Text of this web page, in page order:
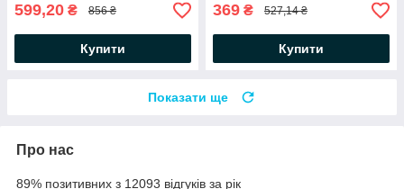
599,20 ₴ 856 ₴
Купити
369 ₴ 527,14 ₴
Купити
Показати ще
Про нас
89% позитивних з 12093 відгуків за рік